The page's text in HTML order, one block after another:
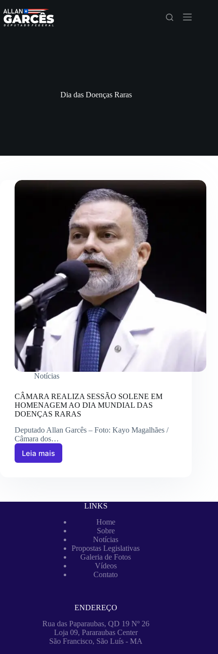
Dia das Doenças Raras
Notícias
CÂMARA REALIZA SESSÃO SOLENE EM
HOMENAGEM AO DIA MUNDIAL DAS
DOENÇAS RARAS
Deputado Allan Garcês – Foto: Kayo Magalhães /
Câmara dos…
Leia mais
LINKS
Home
Sobre
Notícias
Propostas Legislativas
Galeria de Fotos
Vídeos
Contato
ENDEREÇO
Rua das Paparaubas, QD 19 Nº 26
Loja 09, Pararaubas Center
São Francisco, São Luís - MA